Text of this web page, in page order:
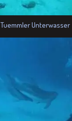
Tuemmler Unterwasser